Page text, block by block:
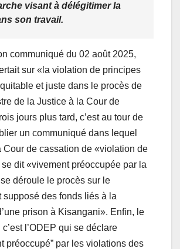
visant à délégitimer la
son travail.
communiqué du 02 août 2025,
sur «la violation de principes
et juste dans le procès de
de la Justice à la Cour de
jours plus tard, c’est au tour de
un communiqué dans lequel
Cour de cassation de «violation de
dit «vivement préoccupée par la
déroule le procès sur le
supposé des fonds liés à la
prison à Kisangani». Enfin, le
l’ODEP qui se déclare
préoccupé” par les violations des